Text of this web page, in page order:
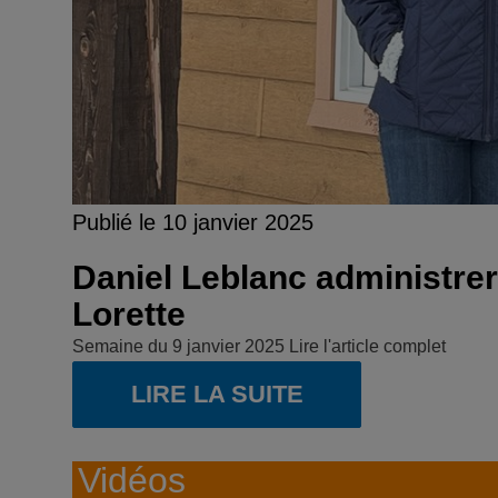
Publié le 10 janvier 2025
Daniel Leblanc
Lorette
Semaine du 9 janvier 2025 Lire l'article complet
LIRE LA SUITE
Vidéos